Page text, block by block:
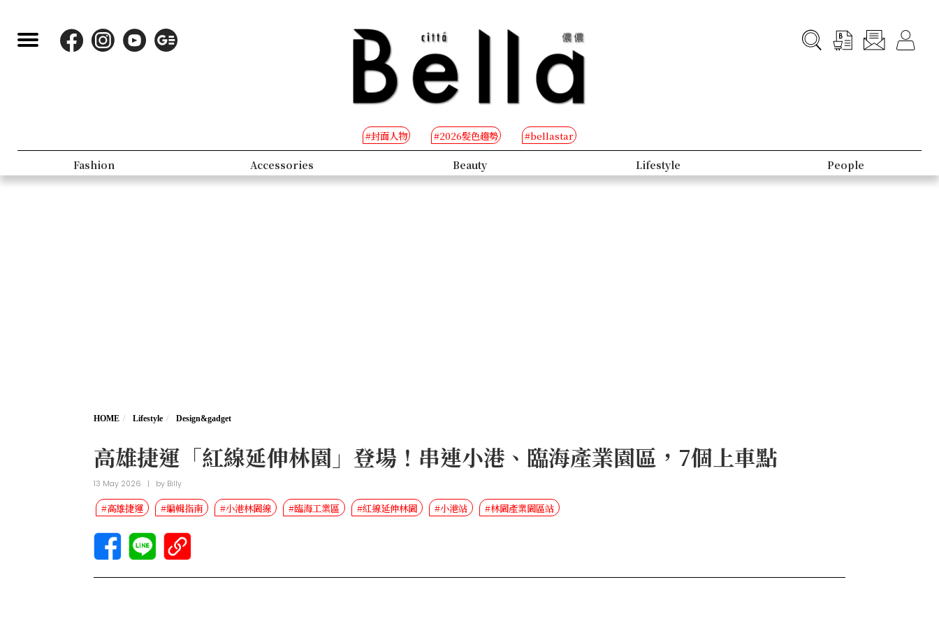
#封面人物 #2026髮色趨勢 #bellastar
Fashion Accessories Beauty Lifestyle People
HOME Lifestyle Design&gadget
高雄捷運「紅線延伸林園」登場！串連小港、臨海產業園區，7個上車點
13 May 2026 | by Billy
#高雄捷運 #編輯指南 #小港林園線 #臨海工業區 #紅線延伸林園 #小港站 #林園產業園區站